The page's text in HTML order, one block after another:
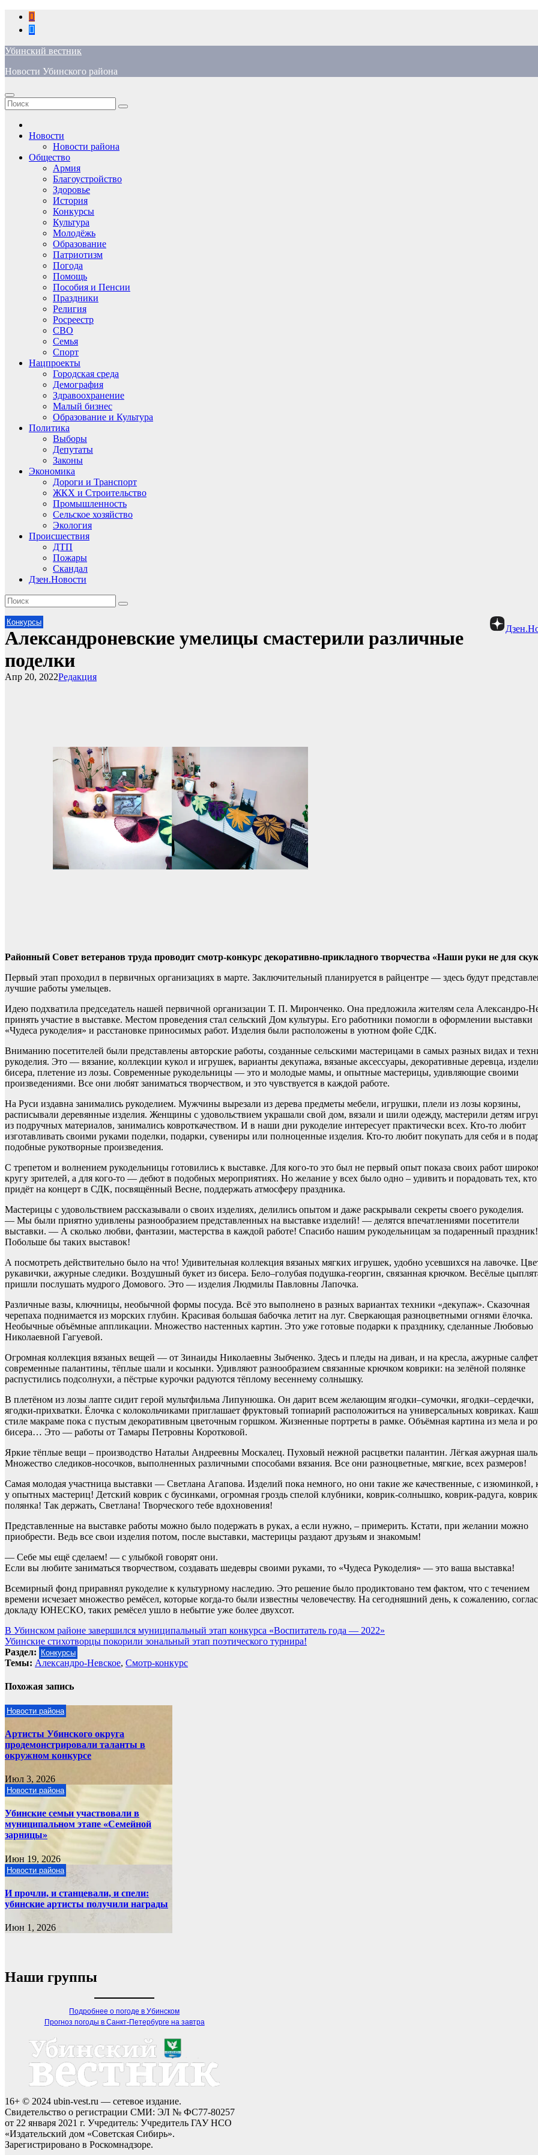
Перейти
содержимому
Убинский вестник
Новости Убинского района
Новости
Новости района
Общество
Армия
Благоустройство
Здоровье
История
Конкурсы
Культура
Молодёжь
Образование
Патриотизм
Погода
Помощь
Пособия и Пенсии
Праздники
Религия
Росреестр
СВО
Семья
Спорт
Нацпроекты
Городская среда
Демография
Здравоохранение
Малый бизнес
Образование и Культура
Политика
Выборы
Депутаты
Законы
Экономика
Дороги и Транспорт
ЖКХ и Строительство
Промышленность
Сельское хозяйство
Экология
Происшествия
ДТП
Пожары
Скандал
Дзен.Новости
Конкурсы
Александроневские умелицы смастерили различные
поделки
Редакция
Апр 20, 2022
Районный Совет ветеранов труда проводит смотр-конкурс декоративно-прикладного творчества «Наши руки не для
Первый этап проходил в первичных организациях в марте. Заключительный планируется в райцентре — здесь будут
лучшие работы умельцев.
Идею подхватила председатель нашей первичной организации Т. П. Миронченко. Она предложила жителям села Александро-
принять участие в выставке. Местом проведения стал сельский Дом культуры. Его работники помогли в оформлении выставки
«Чудеса рукоделия» и расстановке приносимых работ. Изделия были расположены в уютном фойе СДК.
Вниманию посетителей были представлены авторские работы, созданные сельскими мастерицами в самых разных видах и
рукоделия. Это — вязание, коллекции кукол и игрушек, варианты декупажа, вязаные аксессуары, декоративные деревца,
бисера, плетение из лозы. Современные рукодельницы — это и молодые мамы, и опытные мастерицы, удивляющие своими
произведениями. Все они любят заниматься творчеством, и это чувствуется в каждой работе.
На Руси издавна занимались рукоделием. Мужчины вырезали из дерева предметы мебели, игрушки, плели из лозы корзины,
расписывали деревянные изделия. Женщины с удовольствием украшали свой дом, вязали и шили одежду, мастерили детям
из подручных материалов, занимались ковроткачеством. И в наши дни рукоделие интересует практически всех. Кто-то любит
изготавливать своими руками поделки, подарки, сувениры или полноценные изделия. Кто-то любит покупать для себя и в
подобные рукотворные произведения.
С трепетом и волнением рукодельницы готовились к выставке. Для кого-то это был не первый опыт показа своих работ
кругу зрителей, а для кого-то — дебют в подобных мероприятиях. Но желание у всех было одно – удивить и порадовать тех, кто
придёт на концерт в СДК, посвящённый Весне, поддержать атмосферу праздника.
Мастерицы с удовольствием рассказывали о своих изделиях, делились опытом и даже раскрывали секреты своего рукоделия.
— Мы были приятно удивлены разнообразием представленных на выставке изделий! — делятся впечатлениями посетители
выставки. — А сколько любви, фантазии, мастерства в каждой работе! Спасибо нашим рукодельницам за подаренный праздник!
Побольше бы таких выставок!
А посмотреть действительно было на что! Удивительная коллекция вязаных мягких игрушек, удобно усевшихся на лавочке.
рукавички, ажурные следики. Воздушный букет из бисера. Бело–голубая подушка-георгин, связанная крючком. Весёлые
пришли послушать мудрого Домового. Это — изделия Людмилы Павловны Лапочка.
Различные вазы, ключницы, необычной формы посуда. Всё это выполнено в разных вариантах техники «декупаж». Сказочная
черепаха поднимается из морских глубин. Красивая большая бабочка летит на луг. Сверкающая разноцветными огнями ёлочка.
Необычные объёмные аппликации. Множество настенных картин. Это уже готовые подарки к празднику, сделанные Любовью
Николаевной Гагуевой.
Огромная коллекция вязаных вещей — от Зинаиды Николаевны Зыбченко. Здесь и пледы на диван, и на кресла, ажурные
современные палантины, тёплые шали и косынки. Удивляют разнообразием связанные крючком коврики: на зелёной полянке
распустились подсолнухи, а пёстрые курочки радуются тёплому весеннему солнышку.
В плетёном из лозы лапте сидит герой мультфильма Липунюшка. Он дарит всем желающим ягодки–сумочки, ягодки–сердечки,
ягодки-прихватки. Ёлочка с колокольчиками приглашает фруктовый топиарий расположиться на универсальных ковриках.
стиле макраме пока с пустым декоративным цветочным горшком. Жизненные портреты в рамке. Объёмная картина из мела и
бисера… Это — работы от Тамары Петровны Коротковой.
Яркие тёплые вещи – производство Натальи Андреевны Москалец. Пуховый нежной расцветки палантин. Лёгкая ажурная
Множество следиков-носочков, выполненных различными способами вязания. Все они разноцветные, мягкие, всех размеров!
Самая молодая участница выставки — Светлана Агапова. Изделий пока немного, но они такие же качественные, с изюминкой,
у опытных мастериц! Детский коврик с бусинками, огромная гроздь спелой клубники, коврик-солнышко, коврик-радуга,
полянка! Так держать, Светлана! Творческого тебе вдохновения!
Представленные на выставке работы можно было подержать в руках, а если нужно, – примерить. Кстати, при желании можно
приобрести. Ведь все свои изделия потом, после выставки, мастерицы раздают друзьям и знакомым!
— Себе мы ещё сделаем! — с улыбкой говорят они.
Если вы любите заниматься творчеством, создавать шедевры своими руками, то «Чудеса Рукоделия» — это ваша выставка!
Всемирный фонд приравнял рукоделие к культурному наследию. Это решение было продиктовано тем фактом, что с течением
времени исчезает множество ремёсел, которые когда-то были известны человечеству. На сегодняшний день, к сожалению,
докладу ЮНЕСКО, таких ремёсел ушло в небытие уже более двухсот.
Навигация
по
записям
В Убинском районе завершился муниципальный этап конкурса «Воспитатель года — 2022»
Убинские стихотворцы покорили зональный этап поэтического турнира!
Раздел:
Конкурсы
Темы: Александро-Невское, Смотр-конкурс
Похожая запись
Новости района
Артисты Убинского округа
продемонстрировали таланты в
окружном конкурсе
Июл 3, 2026
Новости района
Убинские семьи участвовали в
муниципальном этапе «Семейной
зарницы»
Июн 19, 2026
Новости района
И прочли, и станцевали, и спели:
убинские артисты получили награды
Июн 1, 2026
Наши группы
Подробнее о погоде в Убинском
Прогноз погоды в Санкт-Петербурге на завтра
16+ © 2024 ubin-vest.ru — сетевое издание.
Свидетельство о регистрации СМИ: ЭЛ № ФС77-80257
от 22 января 2021 г. Учредитель: Учредитель ГАУ НСО
«Издательский дом «Советская Сибирь».
Зарегистрировано в Роскомнадзоре.